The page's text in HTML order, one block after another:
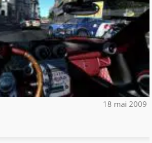
18 mai 2009